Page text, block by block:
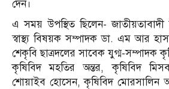
দেন।
এ সময় উপস্থিত ছিলেন- জাতীয়তাবাদী
স্বাস্থ্য বিষয়ক সম্পাদক ডা. এম আর
শেকৃবি ছাত্রদলের সাবেক যুগ্ম-সম্পাদক
কৃষিবিদ মহতির অন্তর, কৃষিবিদ
শোয়াইব হোসেন, কৃষিবিদ মোরসালিন